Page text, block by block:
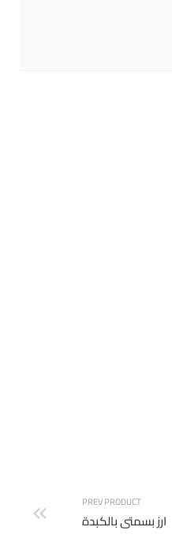
PREV PRODUCT
ارز بسمتى بالكبدة